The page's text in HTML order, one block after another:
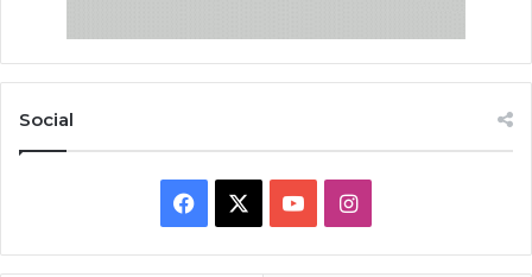
Social
Facebook YouTubeInstagram